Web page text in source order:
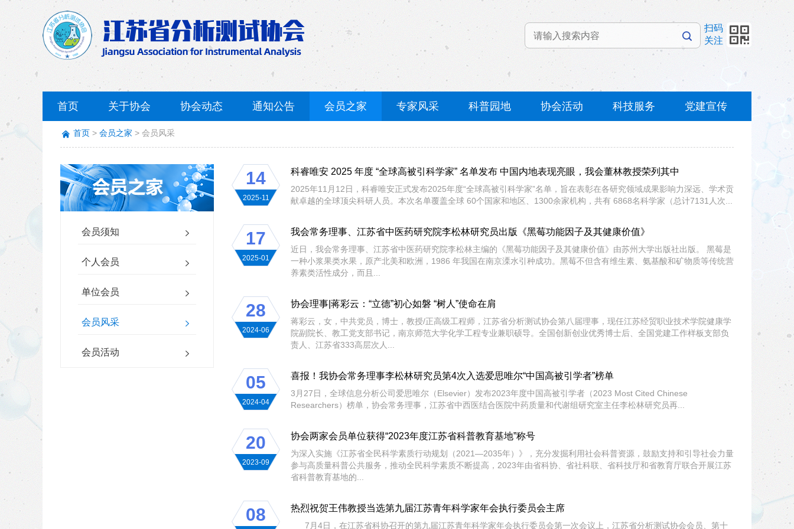
扫码
关注
首页 关于协会 协会动态 通知公告 会员之家 专家风采 科普园地 协会活动 科技服务 党建宣传
首页 会员之家 会员风采
会员须知
个人会员
单位会员
会员风采
会员活动
14
2025-11
科睿唯安 2025 年度 “全球高被引科学家” 名单发布 中国内地表现亮眼，我会董林教授荣列其中
2025年11月12日，科睿唯安正式发布2025年度“全球高被引科学家”名单，旨在表彰在各研究领域成果影响力深远、学术贡
献卓越的全球顶尖科研人员。本次名单覆盖全球 60个国家和地区、1300余家机构，共有 6868名科学家（总计7131人次...
17
2025-01
我会常务理事、江苏省中医药研究院李松林研究员出版《黑莓功能因子及其健康价值》
近日，我会常务理事、江苏省中医药研究院李松林主编的《黑莓功能因子及其健康价值》由苏州大学出版社出版。 黑莓是
一种小浆果类水果，原产北美和欧洲，1986 年我国在南京溧水引种成功。黑莓不但含有维生素、氨基酸和矿物质等传统营
养素类活性成分，而且...
28
2024-06
协会理事|蒋彩云：“立德”初心如磐 “树人”使命在肩
蒋彩云，女，中共党员，博士，教授/正高级工程师，江苏省分析测试协会第八届理事，现任江苏经贸职业技术学院健康学
院副院长、教工党支部书记，南京师范大学化学工程专业兼职硕导。全国创新创业优秀博士后、全国党建工作样板支部负
责人、江苏省333高层次人...
05
2024-04
喜报！我协会常务理事李松林研究员第4次入选爱思唯尔“中国高被引学者”榜单
3月27日，全球信息分析公司爱思唯尔（Elsevier）发布2023年度中国高被引学者（2023 Most Cited Chinese
Researchers）榜单，协会常务理事，江苏省中西医结合医院中药质量和代谢组研究室主任李松林研究员再...
20
2023-09
协会两家会员单位获得“2023年度江苏省科普教育基地”称号
为深入实施《江苏省全民科学素质行动规划（2021—2035年）》，充分发掘利用社会科普资源，鼓励支持和引导社会力量
参与高质量科普公共服务，推动全民科学素质不断提高，2023年由省科协、省社科联、省科技厅和省教育厅联合开展江苏
省科普教育基地的...
08 热烈祝贺王伟教授当选第九届江苏青年科学家年会执行委员会主席
7月4日，在江苏省科协召开的第九届江苏青年科学家年会执行委员会第一次会议上，江苏省分析测试协会会员、第十